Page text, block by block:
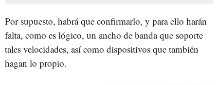
Por supuesto, habrá que confirmarlo, y para ello harán
falta, como es lógico, un ancho de banda que soporte
tales velocidades, así como dispositivos que también
hagan lo propio.